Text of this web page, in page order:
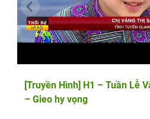
[Truyền Hình] H1 – Tuần Lễ
– Gieo hy vọng